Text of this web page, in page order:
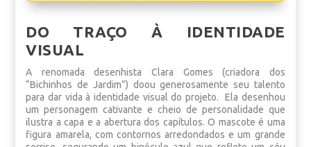
DO TRAÇO À IDENTIDADE
VISUAL
A renomada desenhista Clara Gomes (criadora dos
“Bichinhos de Jardim”) doou generosamente seu talento
para dar vida à identidade visual do projeto. Ela desenhou
um personagem cativante e cheio de personalidade que
ilustra a capa e a abertura dos capítulos. O mascote é uma
figura amarela, com contornos arredondados e um grande